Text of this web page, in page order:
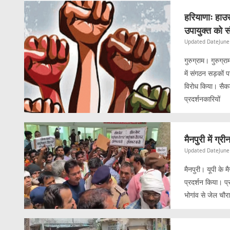
हरियाणाः
उपायुक्त को
Updated Date
गुरुग्राम।
में संगठन सड़कों
विरोध किया।
प्रदर्शनकारियों
मैनपुरी में
Updated Date
मैनपुरी। यूपी के
प्रदर्शन किया।
भोगांव से जेल